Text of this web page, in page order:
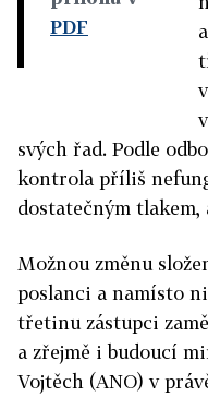
PDF
svých řad. Podle
kontrola příliš
dostatečným
Možnou změnu
poslanci a namísto
třetinu zástupci
a zřejmě i budoucí
Vojtěch (ANO) v